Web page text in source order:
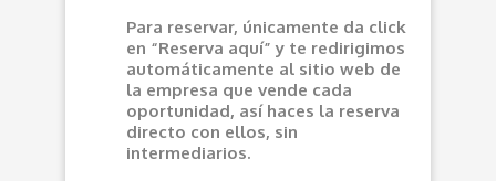
Para reservar, únicamente da click
en “Reserva aquí” y te redirigimos
automáticamente al sitio web de
la empresa que vende cada
oportunidad, así haces la reserva
directo con ellos, sin
intermediarios.